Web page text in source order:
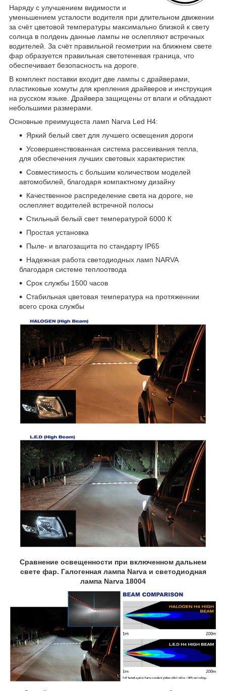
Наряду с улучшением видимости и
уменьшением усталости водителя при длительном движении
за счёт цветовой температуры максимально близкой к свету
солнца в полдень данные лампы не ослепляют встречных
водителей. За счёт правильной геометрии на ближнем свете
фар образуется правильная светотеневая граница, что
обеспечивает безопасность на дороге.
В комплект поставки входит две лампы с драйверами,
пластиковые хомуты для крепления драйверов и инструкция
на русском языке. Драйвера защищены от влаги и обладают
небольшими размерами.
Основные преимущеста ламп Narva Led H4:
Яркий белый свет для лучшего освещения дороги
Усовершенствованная система рассеивания тепла,
для обеспечения лучших световых характеристик
Совместимость с большим количеством моделей
автомобилей, благодаря компактному дизайну
Качественное распределение света на дороге, не
ослепляет водителей встречной полосы
Стильный белый свет температурой 6000 К
Простая установка
Пыле- и влагозащита по стандарту IP65
Надежная работа светодиодных ламп NARVA
благодаря системе теплоотвода
Срок службы 1500 часов
Стабильная цветовая температура на протяженнии
всего срока службы
Сравнение освещенности при включенном дальнем
свете фар. Галогенная лампа Narva и светодиодная
лампа Narva 18004